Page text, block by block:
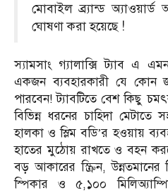
মোবাইল ব্র্যান্ড
ঘোষণা করা হয়েছে !
স্যামসাং গ্যালাক্সি ট্যাব এ
একজন ব্যবহারকারী যে কোন
পারবেন! ট্যাবটিতে বেশ কিছু
বিভিন্ন ধরনের চাহিদা মেটাতে
হালকা ও স্লিম বডি’র হওয়ায়
হাতের মুঠোয় রাখতে ও বহন
বড় আকারের স্ক্রিন,
স্পিকার ও ৫,১০০